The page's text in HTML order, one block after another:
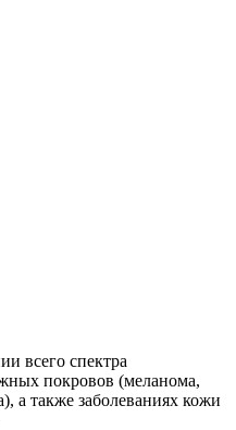
всего спектра
покровов (меланома,
а также заболеваниях кожи